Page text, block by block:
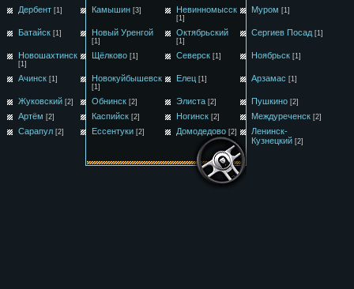
Дербент [1] Камышин [3] Невинномысск
[1]
Муром [1]
Батайск [1] Новый Уренгой
[1]
Октябрьский
[1]
Сергиев Посад [1]
Новошахтинск
[1]
Щёлково [1] Северск [1] Ноябрьск [1]
Ачинск [1] Новокуйбышевск
[1]
Елец [1] Арзамас [1]
Жуковский [2] Обнинск [2] Элиста [2] Пушкино [2]
Артём [2] Каспийск [2] Ногинск [2] Междуреченск [2]
Сарапул [2] Ессентуки [2] Домодедово [2]
Ленинск-
Кузнецкий [2]